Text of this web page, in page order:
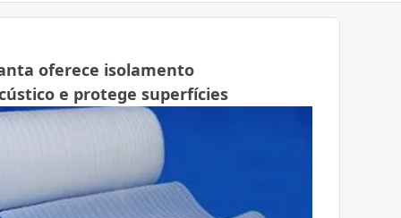
oferece isolamento
e protege superfícies